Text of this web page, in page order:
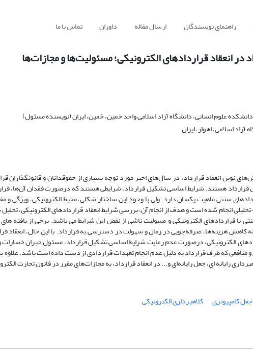
راهنمای نویسندگان ارسال مقاله داوران تماس با ما
انعقاد قراردادهای الکترونیکی؛ مسئولیت‌ها و مجازات‌ها
علوم انسانی، دانشگاه آزاد اسلامی واحد خمین، خمین، ایران (نویسنده مسئول)
اسلامی، اهواز، ایران
نوین انعقاد قرارداد، در سال‌های اخیر مورد توجه بسیاری از حقوقدانان و قانونگذاران
هستند. شرایط اساسی تشکیل قرارداد، شرایطی هستند که درصورت فقدان آن‌ها،
سنتی ماهیت یکسان دارد. ولی با وجود این ساختار شکلی، محیط الکترونیکی، ویژگی و
انجام شده است و هدف از انجام آن، بررسی شرایط انعقاد قراردادهای الکترونیکی،
با قراردادهای الکترونیکی و مسولیت ناشی از نقض این شرایط می ‏باشد‏. برخی از یافته
کاهش هزینه‌ها، صرفه‌جویی در زمان و سهولت در دسترسی به قرارداد. با این حال، انعقاد
الکترونیکی، درصورت عدم رعایت شرایط اساسی تشکیل قرارداد، مسئول جبران خسارات
که طرف قرارداد به دلیل عدم انجام تعهدات قراردادی از دست داده است باشد. علاوه
رایانه ای، جعل رایانه‌ای و... در انعقاد قرارداد، به مجازات‌های مقرر در قانون تجارت
جعل کامپیوتری
کلاهبرداری الکترونیکی